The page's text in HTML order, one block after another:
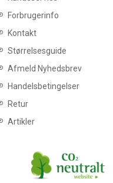
Forbrugerinfo
Kontakt
Størrelsesguide
Afmeld Nyhedsbrev
Handelsbetingelser
Retur
Artikler